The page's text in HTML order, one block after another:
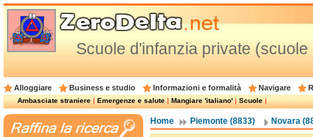
Scuole d'infanzia private
Alloggiare Business e studio Informazioni e formalità Navigare
Ambasciate straniere|Emergenze e salute|Mangiare 'italiano'|Scuole|
Home Piemonte (8833) Novara